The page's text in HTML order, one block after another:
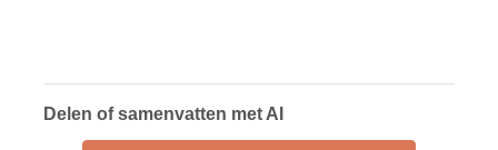
Delen of samenvatten met AI